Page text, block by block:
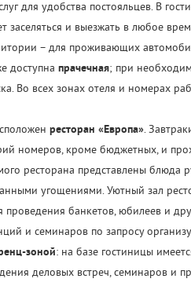
для удобства постояльцев. В
заселяться и выезжать в любое
– для проживающих
доступна прачечная; при
Во всех зонах отеля и номерах
ресторан «Европа».
номеров, кроме бюджетных, и
ресторана представлены блюда
угощениями. Уютный зал
проведения банкетов, юбилеев и
и семинаров по запросу
зоной: на базе гостиницы
деловых встреч, семинаров и